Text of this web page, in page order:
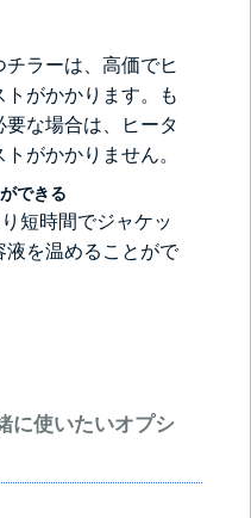
ラーは、高価でヒ
がかかります。も
な場合は、ヒータ
がかかりません。
できる
短時間でジャケッ
液を温めることがで
に使いたいオプシ